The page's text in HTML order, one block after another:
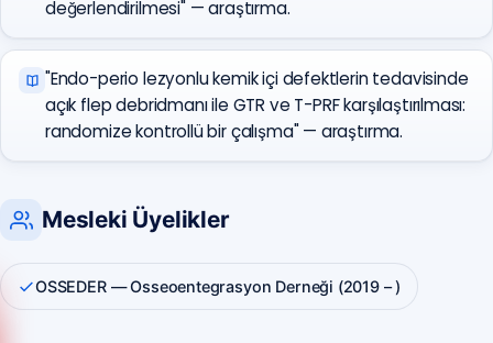
değerlendirilmesi" — araştırma.
"Endo-perio lezyonlu kemik içi defektlerin tedavisinde
açık flep debridmanı ile GTR ve T-PRF karşılaştırılması:
randomize kontrollü bir çalışma" — araştırma.
Mesleki Üyelikler
OSSEDER — Osseoentegrasyon Derneği (2019 – )